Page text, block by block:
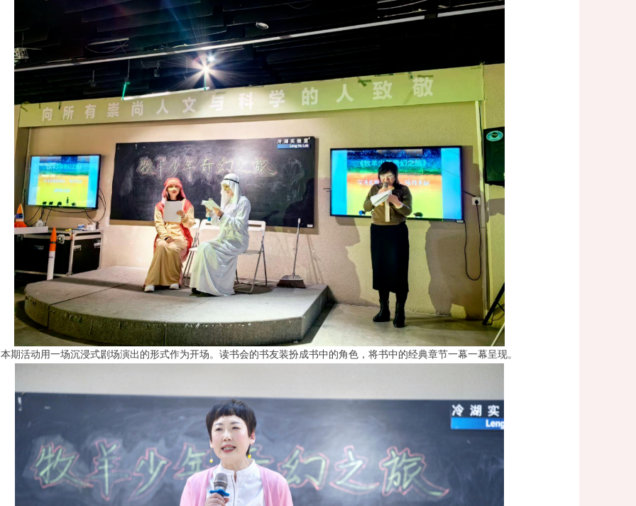
本期活动用一场沉浸式剧场演出的形式作为开场。读书会的书友装扮成书中的角色，将书中的经典章节一幕一幕呈现。